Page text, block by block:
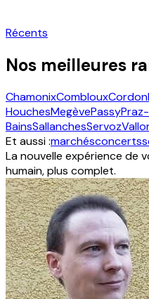
Récents
Nos meilleures
ChamonixComblouxCordon
HouchesMegèvePassy
BainsSallanchesServoz
Et aussi :marchésconcerts
La nouvelle expérience de
humain, plus complet.